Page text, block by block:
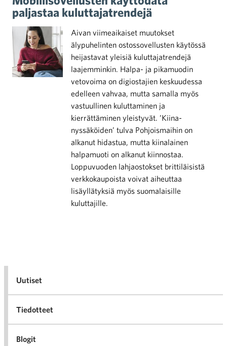
paljastaa kuluttajatrendejä
Aivan viimeaikaiset muutokset
älypuhelinten ostossovellusten käytössä
heijastavat yleisiä kuluttajatrendejä
laajemminkin. Halpa- ja pikamuodin
vetovoima on digiostajien keskuudessa
edelleen vahvaa, mutta samalla myös
vastuullinen kuluttaminen ja
kierrättäminen yleistyvät. ’Kiina-
nyssäköiden’ tulva Pohjoismaihin on
alkanut hidastua, mutta kiinalainen
halpamuoti on alkanut kiinnostaa.
Loppuvuoden lahjaostokset brittiläisistä
verkkokaupoista voivat aiheuttaa
lisäyllätyksiä myös suomalaisille
kuluttajille.
Uutiset
Tiedotteet
Blogit